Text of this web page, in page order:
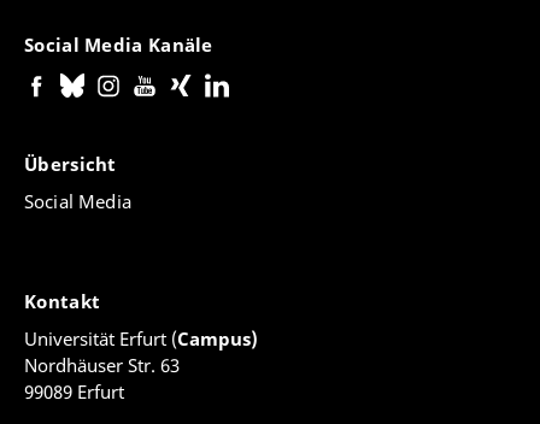
Social Media Kanäle
Übersicht
Social Media
Kontakt
Universität Erfurt (Campus)
Nordhäuser Str. 63
99089 Erfurt